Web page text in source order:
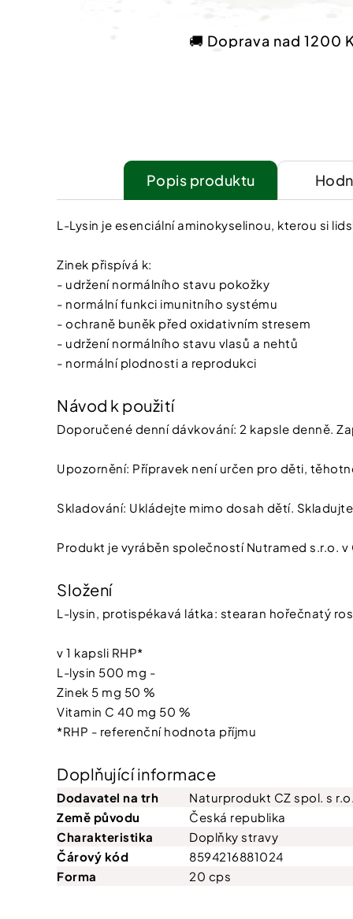
🚚 Doprava nad 1200
Popis
L-Lysin je esenciální aminokyselinou, kterou si
Zinek přispívá k:
- udržení normálního stavu pokožky
- normální funkci imunitního systému
- ochraně buněk před oxidativním stresem
- udržení normálního stavu vlasů a nehtů
- normální plodnosti a reprodukci
Návod k použití
Doporučené denní dávkování: 2 kapsle denně.
Upozornění: Přípravek není určen pro děti,
Skladování: Ukládejte mimo dosah dětí.
Produkt je vyráběn společností Nutramed s.r.o. v
Složení
L-lysin, protispékavá látka: stearan hořečnatý
v 1 kapsli RHP*
L-lysin 500 mg -
Zinek 5 mg 50 %
Vitamin C 40 mg 50 %
*RHP - referenční hodnota příjmu
Doplňující informace
Dodavatel na trh
Naturprodukt CZ spol. s r.o.
Země původu
Česká republika
Charakteristika
Doplňky stravy
Čárový kód
8594216881024
Forma
20 cps